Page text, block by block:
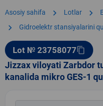
Asosiy sahifa chevron_right Lotlar chevron_right
chevron_right Gidroelektr stansiyalarini
Lot № 23758077content_copy
Jizzax viloyati Zarbdor
kanalida mikro GES-1